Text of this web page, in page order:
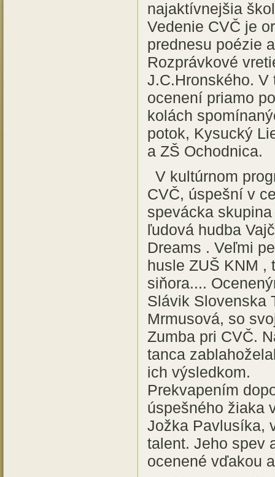
najaktívnejšia
Vedenie CVČ je
prednesu poézie
Rozprávkové
J.C.Hronského.
ocenení priamo
kolách
potok, Kysucký
a ZŠ Ochodnica.
V kultúrnom
CVČ, úspešní v
spevácka
ľudová hudba
Dreams . Veľmi
husle ZUŠ KNM ,
siňora....
Slávik Slovenska
Mrmusová, so
Zumba pri CVČ.
tanca
ich výsledkom.
Prekvapením
úspešného žiaka
Jožka Pavlusíka,
talent. Jeho spev
ocenené vďakou